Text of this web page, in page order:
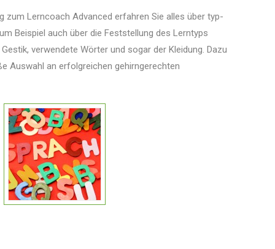
zum Lerncoach Advanced erfahren Sie alles über typ-
Beispiel auch über die Feststellung des Lerntyps
verwendete Wörter und sogar der Kleidung. Dazu
Auswahl an erfolgreichen gehirngerechten